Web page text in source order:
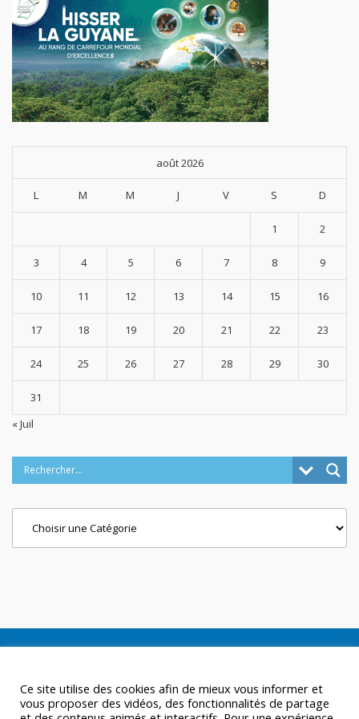
août 2026
L M M J V S D
1 2
3 4 5 6 7 8 9
10 11 12 13 14 15 16
17 18 19 20 21 22 23
24 25 26 27 28 29 30
31
« Juil
Ce site utilise des cookies afin de mieux vous informer et
vous proposer des vidéos, des fonctionnalités de partage